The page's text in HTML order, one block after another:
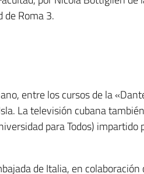
de Roma 3.
entre los cursos de la
La televisión cubana
para Todos) impartido
de Italia, en colaboración